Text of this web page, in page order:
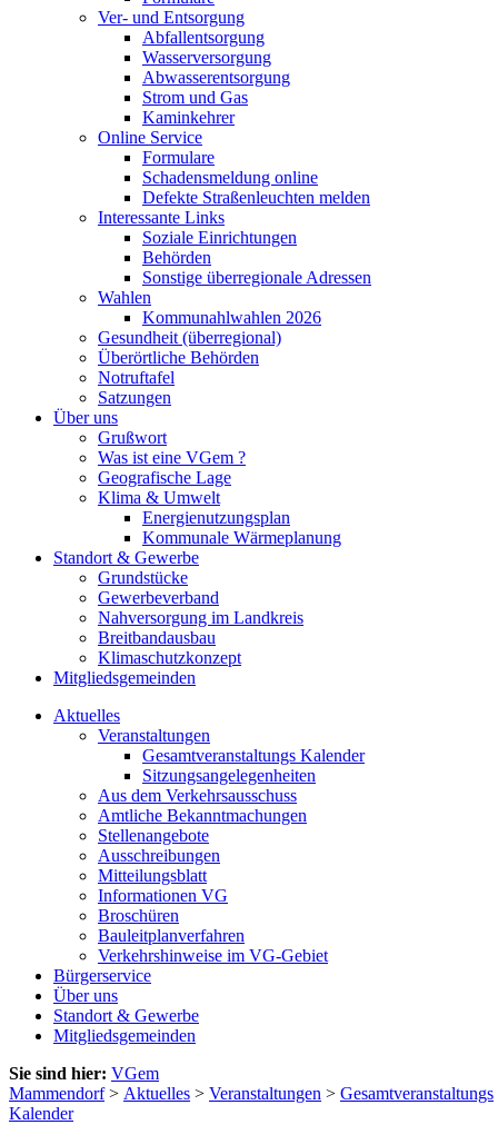
Ver- und Entsorgung
Abfallentsorgung
Wasserversorgung
Abwasserentsorgung
Strom und Gas
Kaminkehrer
Online Service
Formulare
Schadensmeldung online
Defekte Straßenleuchten melden
Interessante Links
Soziale Einrichtungen
Behörden
Sonstige überregionale Adressen
Wahlen
Kommunahlwahlen 2026
Gesundheit (überregional)
Überörtliche Behörden
Notruftafel
Satzungen
Über uns
Grußwort
Was ist eine VGem ?
Geografische Lage
Klima & Umwelt
Energienutzungsplan
Kommunale Wärmeplanung
Standort & Gewerbe
Grundstücke
Gewerbeverband
Nahversorgung im Landkreis
Breitbandausbau
Klimaschutzkonzept
Mitgliedsgemeinden
Aktuelles
Veranstaltungen
Gesamtveranstaltungs Kalender
Sitzungsangelegenheiten
Aus dem Verkehrsausschuss
Amtliche Bekanntmachungen
Stellenangebote
Ausschreibungen
Mitteilungsblatt
Informationen VG
Broschüren
Bauleitplanverfahren
Verkehrshinweise im VG-Gebiet
Bürgerservice
Über uns
Standort & Gewerbe
Mitgliedsgemeinden
Sie sind hier: VGem
Mammendorf> Aktuelles > Veranstaltungen > Gesamtveranstaltungs
Kalender